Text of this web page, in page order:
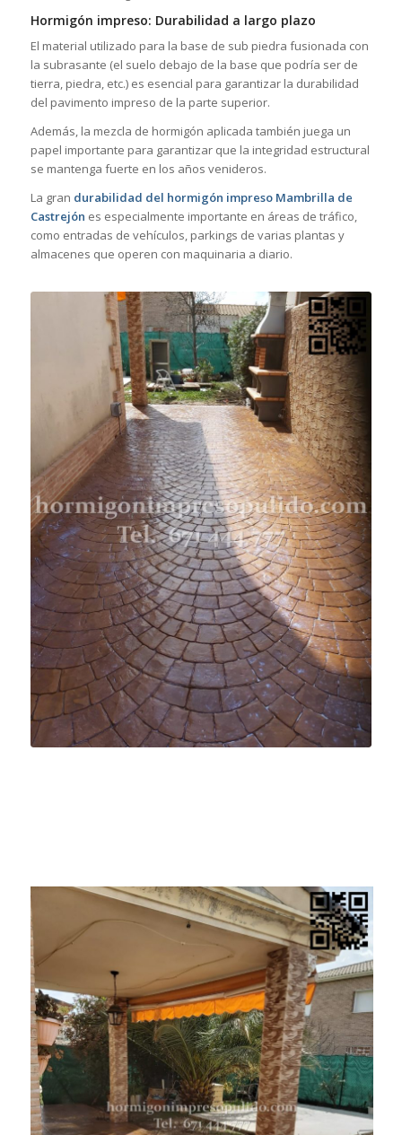
Hormigón impreso: Durabilidad a largo plazo
El material utilizado para la base de sub piedra fusionada con
la subrasante (el suelo debajo de la base que podría ser de
tierra, piedra, etc.) es esencial para garantizar la durabilidad
del pavimento impreso de la parte superior.
Además, la mezcla de hormigón aplicada también juega un
papel importante para garantizar que la integridad estructural
se mantenga fuerte en los años venideros.
La gran durabilidad del hormigón impreso Mambrilla de
Castrejón es especialmente importante en áreas de tráfico,
como entradas de vehículos, parkings de varias plantas y
almacenes que operen con maquinaria a diario.